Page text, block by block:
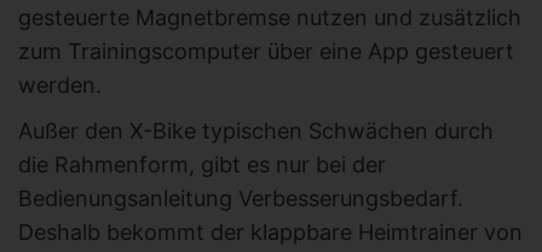
gesteuerte Magnetbremse nutzen und zusätzlich
zum Trainingscomputer über eine App gesteuert
werden.
Außer den X-Bike typischen Schwächen durch
die Rahmenform, gibt es nur bei der
Bedienungsanleitung Verbesserungsbedarf.
Deshalb bekommt der klappbare Heimtrainer von